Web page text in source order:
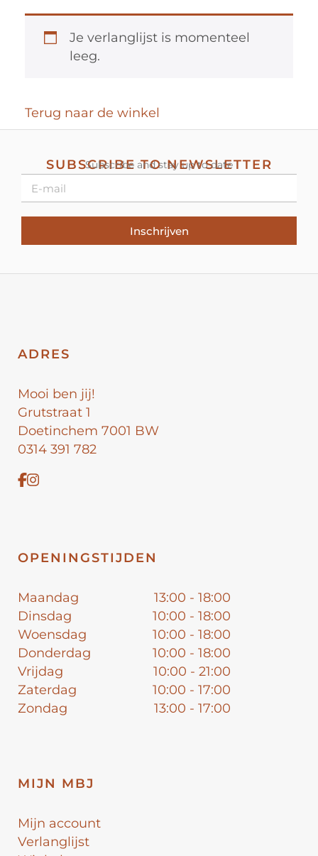
Je verlanglijst is momenteel
leeg.
Terug naar de winkel
SUBSCRIBE TO NEWSLETTER
Subscribe and stay up to date
Inschrijven
ADRES
Mooi ben jij!
Grutstraat 1
Doetinchem 7001 BW
0314 391 782
OPENINGSTIJDEN
Maandag
13:00 - 18:00
Dinsdag
10:00 - 18:00
Woensdag
10:00 - 18:00
Donderdag
10:00 - 18:00
Vrijdag
10:00 - 21:00
Zaterdag
10:00 - 17:00
Zondag
13:00 - 17:00
MIJN MBJ
Mijn account
Verlanglijst